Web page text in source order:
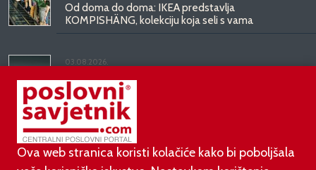
Od doma do doma: IKEA predstavlja
KOMPISHÄNG, kolekciju koja seli s vama
03.08.2026.
Kineski BYD predstavio luksuznu limuzinu veću od
Mercedesove S-klase, obećava domet do 1.000
kilometara
Ova web stranica koristi kolačiće kako bi poboljšala